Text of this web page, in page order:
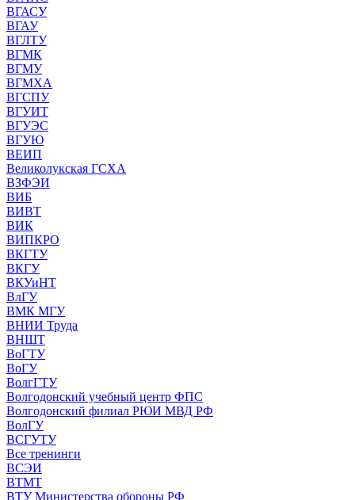
ВГАСУ
ВГАУ
ВГЛТУ
ВГМК
ВГМУ
ВГМХА
ВГСПУ
ВГУИТ
ВГУЭС
ВГУЮ
ВЕИП
Великолукская ГСХА
ВЗФЭИ
ВИБ
ВИВТ
ВИК
ВИПКРО
ВКГТУ
ВКГУ
ВКУиНТ
ВлГУ
ВМК МГУ
ВНИИ Труда
ВНШТ
ВоГТУ
ВоГУ
ВолгГТУ
Волгодонский учебный центр ФПС
Волгодонский филиал РЮИ МВД РФ
ВолГУ
ВСГУТУ
Все тренинги
ВСЭИ
ВТМТ
ВТУ Министерства обороны РФ